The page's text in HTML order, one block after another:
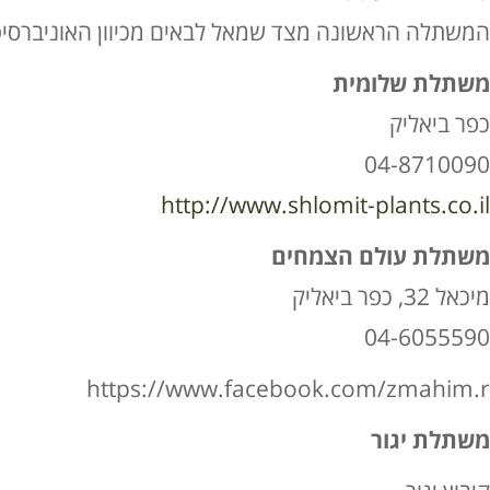
המשתלה הראשונה מצד שמאל לבאים מכיוון
משתלת שלומית
כפר ביאליק
04-8710090
http://www.shlomit-plants.co.il
משתלת עולם הצמחים
מיכאל 32, כפר ביאליק
04-6055590
https://www.facebook.com/zmahim.r
משתלת יגור